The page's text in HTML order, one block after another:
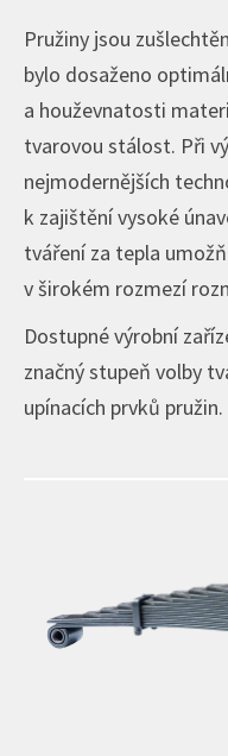
Pružiny jsou
bylo dosaženo
a houževnatosti
tvarovou stálost. Při
nejmodernějších
k zajištění vysoké
tváření za tepla
v širokém rozmezí
Dostupné výrobní
značný stupeň volby
upínacích prvků pružin.